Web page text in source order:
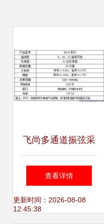
飞尚多通道振弦采
集仪 高效精准的数
据采集利器
查看详情
更新时间：2026-08-08
12:45:38